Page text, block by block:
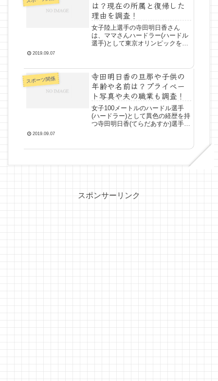
は？現在の所属と復帰した
理由を調査！
女子陸上選手の寺田明日香さん
は、ママさんハードラー(ハードル
選手)として東京オリンピックを目
の所属と陸上選手として復帰した
理由について調べてみました！...
2019.09.07
スポーツ関係
寺田明日香の旦那や子供の
年齢や名前は？プライベー
ト写真や夫の職業も調査！
女子100メートルのハードル選手
(ハードラー)として異色の経歴を持
つ寺田明日香(てらだあすか)選手に
たが、2016年に7人制ラグビーの選
2019.09.07
スポンサーリンク